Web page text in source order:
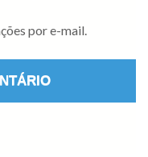
por e-mail.